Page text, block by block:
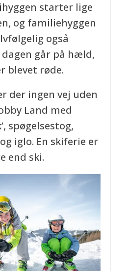
starter lige
og familiehyggen
også
går på hæld,
blevet røde.
der ingen vej uden
Land med
spøgelsestog,
iglo. En skiferie er
end ski.